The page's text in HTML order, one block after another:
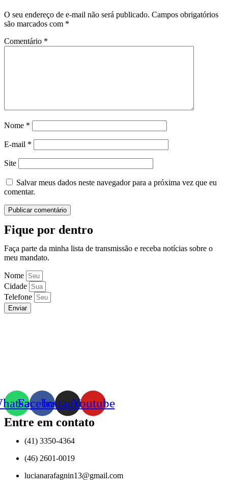
O seu endereço de e-mail não será publicado. Campos obrigatórios
são marcados com *
Comentário *
Nome *
E-mail *
Site
Salvar meus dados neste navegador para a próxima vez que eu
comentar.
Fique por dentro
Faça parte da minha lista de transmissão e receba notícias sobre o
meu mandato.
Nome
Cidade
Telefone
Enviar
FacebookInstagramYoutube
Entre em contato
(41) 3350-4364
(46) 2601-0019
lucianarafagnin13@gmail.com